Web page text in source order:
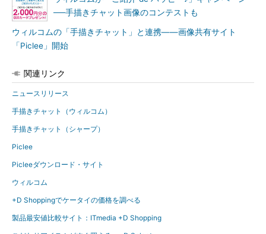
──手描きチャット画像のコンテストも
ウィルコムの「手描きチャット」と連携――画像共有サイト
「Piclee」開始
関連リンク
ニュースリリース
手描きチャット（ウィルコム）
手描きチャット（シャープ）
Piclee
Picleeダウンロード・サイト
ウィルコム
+D Shoppingでケータイの価格を調べる
製品最安値比較サイト：ITmedia +D Shopping